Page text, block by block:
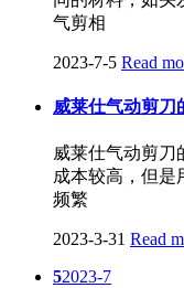
气剪相
2023-7-5 Read
威莱仕气动剪刀
威莱仕气动剪刀
成本较高，但是
频繁
2023-3-31 Read
52023-7